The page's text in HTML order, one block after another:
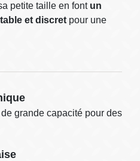
petite taille en font un
et discret pour une
grande capacité pour des